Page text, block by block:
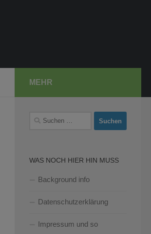
MEHR
Suchen
WAS NOCH HIER HIN MUSS
Background info
Datenschutzerklärung
Impressum und so